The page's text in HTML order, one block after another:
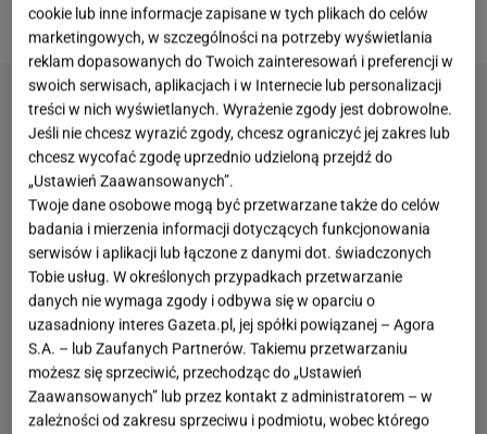
motyw, który od razu zwrócił uwagę obserwatorów.
cookie lub inne informacje zapisane w tych plikach do celów
marketingowych, w szczególności na potrzeby wyświetlania
reklam dopasowanych do Twoich zainteresowań i preferencji w
swoich serwisach, aplikacjach i w Internecie lub personalizacji
treści w nich wyświetlanych. Wyrażenie zgody jest dobrowolne.
Jeśli nie chcesz wyrazić zgody, chcesz ograniczyć jej zakres lub
chcesz wycofać zgodę uprzednio udzieloną przejdź do
„Ustawień Zaawansowanych”.
Twoje dane osobowe mogą być przetwarzane także do celów
badania i mierzenia informacji dotyczących funkcjonowania
serwisów i aplikacji lub łączone z danymi dot. świadczonych
Tobie usług. W określonych przypadkach przetwarzanie
danych nie wymaga zgody i odbywa się w oparciu o
uzasadniony interes Gazeta.pl, jej spółki powiązanej – Agora
S.A. – lub Zaufanych Partnerów. Takiemu przetwarzaniu
możesz się sprzeciwić, przechodząc do „Ustawień
Zaawansowanych” lub przez kontakt z administratorem – w
zależności od zakresu sprzeciwu i podmiotu, wobec którego